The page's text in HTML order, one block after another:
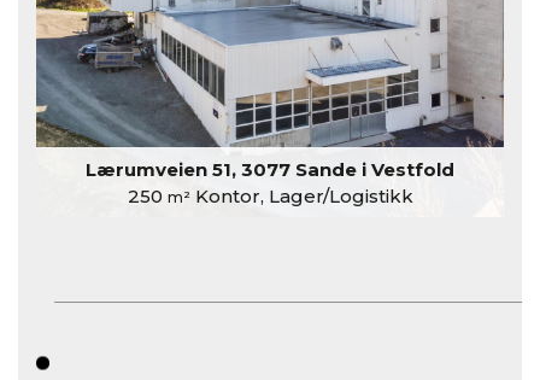
Lærumveien 51, 3077 Sande i Vestfold
250 m²Kontor, Lager/Logistikk